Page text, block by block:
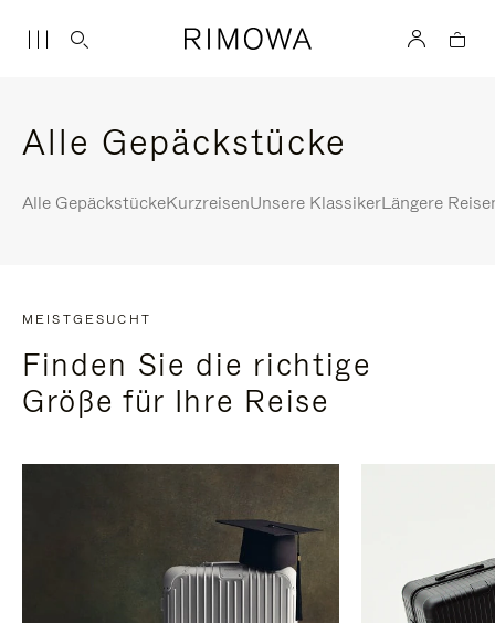
Alle Gepäckstücke
Alle GepäckstückeKurzreisenUnsere KlassikerLängere
MEISTGESUCHT
Finden Sie die richtige
Größe für Ihre Reise